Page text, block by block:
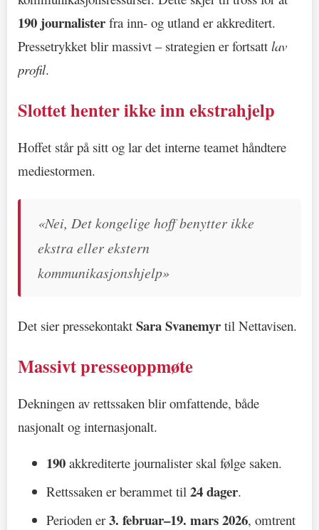
190 journalister fra inn- og utland er akkreditert.
Pressetrykket blir massivt – strategien er fortsatt lav
profil.
Slottet henter ikke inn ekstrahjelp
Hoffet står på sitt og lar det interne teamet håndtere
mediestormen.
«Nei, Det kongelige hoff benytter ikke
ekstra eller ekstern
kommunikasjonshjelp»
Det sier pressekontakt Sara Svanemyr til Nettavisen.
Massivt presseoppmøte
Dekningen av rettssaken blir omfattende, både
nasjonalt og internasjonalt.
190 akkrediterte journalister skal følge saken.
Rettssaken er berammet til 24 dager.
Perioden er3. februar–19. mars 2026, omtrent